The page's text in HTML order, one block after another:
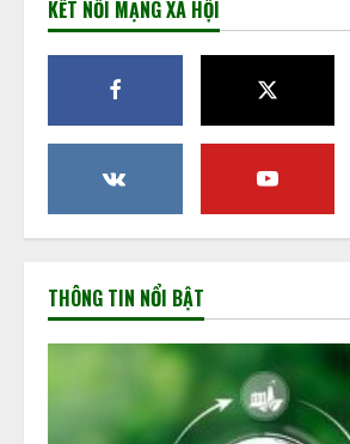
KẾT NỐI MẠNG XÃ HỘI
THÔNG TIN NỔI BẬT